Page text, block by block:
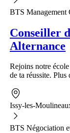
BTS Management
Conseiller
Alternance
Rejoins notre
de ta réussite. Plus
Issy-les-
BTS Négociation